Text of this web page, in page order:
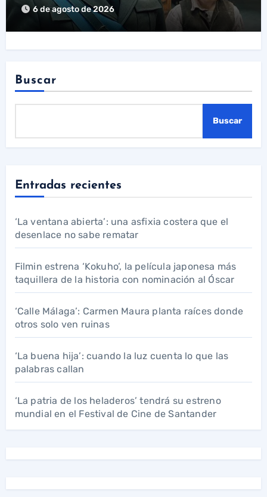
6 de agosto de 2026
Buscar
Buscar
Entradas recientes
‘La ventana abierta’: una asfixia costera que el
desenlace no sabe rematar
Filmin estrena ‘Kokuho’, la película japonesa más
taquillera de la historia con nominación al Óscar
‘Calle Málaga’: Carmen Maura planta raíces donde
otros solo ven ruinas
‘La buena hija’: cuando la luz cuenta lo que las
palabras callan
‘La patria de los heladeros’ tendrá su estreno
mundial en el Festival de Cine de Santander